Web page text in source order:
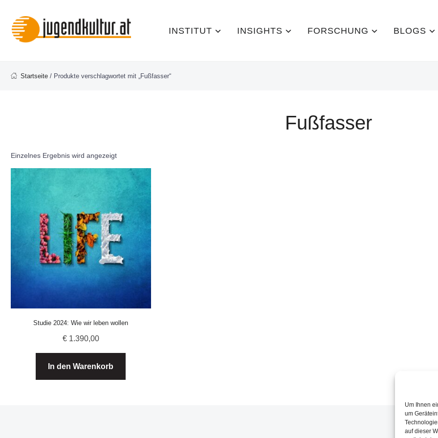
Um Ihnen
um
auf dieser
INSTITUT INSIGHTS FORSCHUNG BLOGS
Startseite / Produkte verschlagwortet mit „Fußfasser“
Fußfasser
Einzelnes Ergebnis wird angezeigt
Studie 2024: Wie wir leben wollen
€1.390,00
In den Warenkorb